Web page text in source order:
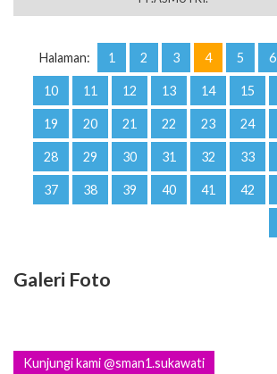
Halaman: 1 2 3 4 5 6
10 11 12 13 14 15
19 20 21 22 23 24
28 29 30 31 32 33
37 38 39 40 41 42
Galeri Foto
Kunjungi kami @sman1.sukawati